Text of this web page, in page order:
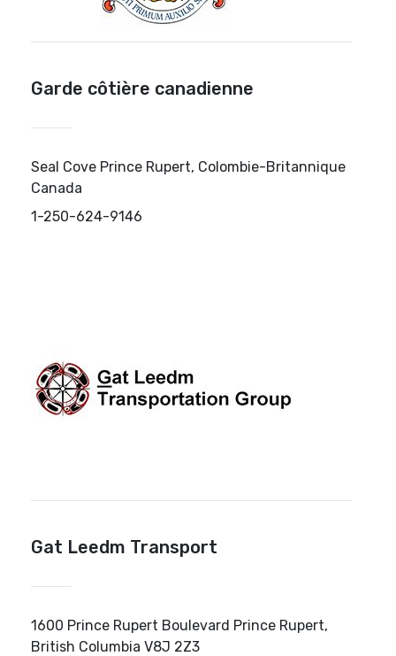
Garde côtière canadienne
Seal Cove Prince Rupert, Colombie-Britannique
Canada
1-250-624-9146
Gat Leedm Transport
1600 Prince Rupert Boulevard Prince Rupert,
British Columbia V8J 2Z3